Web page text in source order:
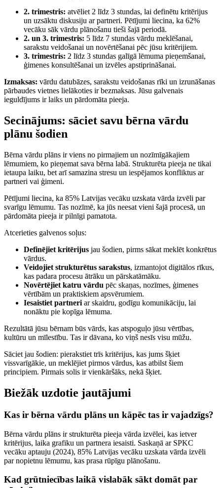
2. trimestris: atvēliet 2 līdz 3 stundas, lai definētu kritērijus
un uzsāktu diskusiju ar partneri. Pētījumi liecina, ka 62%
vecāku sāk vārdu plānošanu tieši šajā periodā.
2. un 3. trimestris: 5 līdz 7 stundas vārdu meklēšanai,
sarakstu veidošanai un novērtēšanai pēc jūsu kritērijiem.
3. trimestris: 2 līdz 3 stundas galīgā lēmuma pieņemšanai,
ģimenes konsultēšanai un izvēles apstiprināšanai.
Izmaksas: vārdu datubāzes, sarakstu veidošanas rīki un izrunāšanas
pārbaudes vietnes lielākoties ir bezmaksas. Jūsu galvenais
ieguldījums ir laiks un pārdomāta pieeja.
Secinājums: sāciet savu bērna vārdu
plānu šodien
Bērna vārdu plāns ir viens no pirmajiem un nozīmīgākajiem
lēmumiem, ko pieņemat sava bērna labā. Strukturēta pieeja ne tikai
ietaupa laiku, bet arī samazina stresu un iespējamos konfliktus ar
partneri vai ģimeni.
Pētījumi liecina, ka 85% Latvijas vecāku uzskata vārda izvēli par
svarīgu lēmumu. Tas nozīmē, ka jūs neesat vieni šajā procesā, un
pārdomāta pieeja ir pilnīgi pamatota.
Atcerieties galvenos soļus:
Definējiet kritērijus jau šodien, pirms sākat meklēt konkrētus
vārdus.
Veidojiet strukturētus sarakstus, izmantojot digitālos rīkus,
kas padara procesu ātrāku un pārskatāmāku.
Novērtējiet katru vārdu pēc skaņas, nozīmes, ģimenes
vērtībām un praktiskiem apsvērumiem.
Iesaistiet partneri ar skaidru, godīgu komunikāciju, lai
nonāktu pie kopīga lēmuma.
Rezultātā jūsu bērnam būs vārds, kas atspoguļo jūsu vērtības,
kultūru un mīlestību. Tas ir dāvana, ko viņš nesīs visu mūžu.
Sāciet jau šodien: pierakstiet trīs kritērijus, kas jums šķiet
vissvarīgākie, un meklējiet pirmos vārdus, kas atbilst šiem
principiem. Pirmais solis ir vienkāršāks, nekā šķiet.
Biežāk uzdotie jautājumi
Kas ir bērna vārdu plāns un kāpēc tas ir vajadzīgs?
Bērna vārdu plāns ir strukturēta pieeja vārda izvēlei, kas ietver
kritērijus, laika grafiku un partnera iesaisti. Saskaņā ar SPKC
vecāku aptauju (2024), 85% Latvijas vecāku uzskata vārda izvēli
par nopietnu lēmumu, kas prasa rūpīgu plānošanu.
Kad grūtniecības laikā vislabāk sākt domāt par